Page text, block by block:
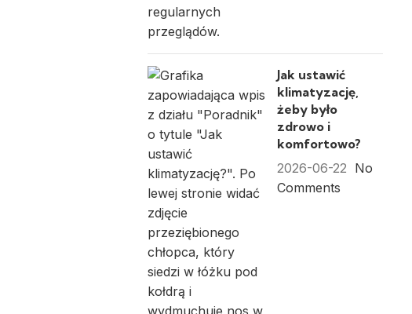
Jak ustawić
klimatyzację,
żeby było
zdrowo i
komfortowo?
2026-06-22 No
Comments